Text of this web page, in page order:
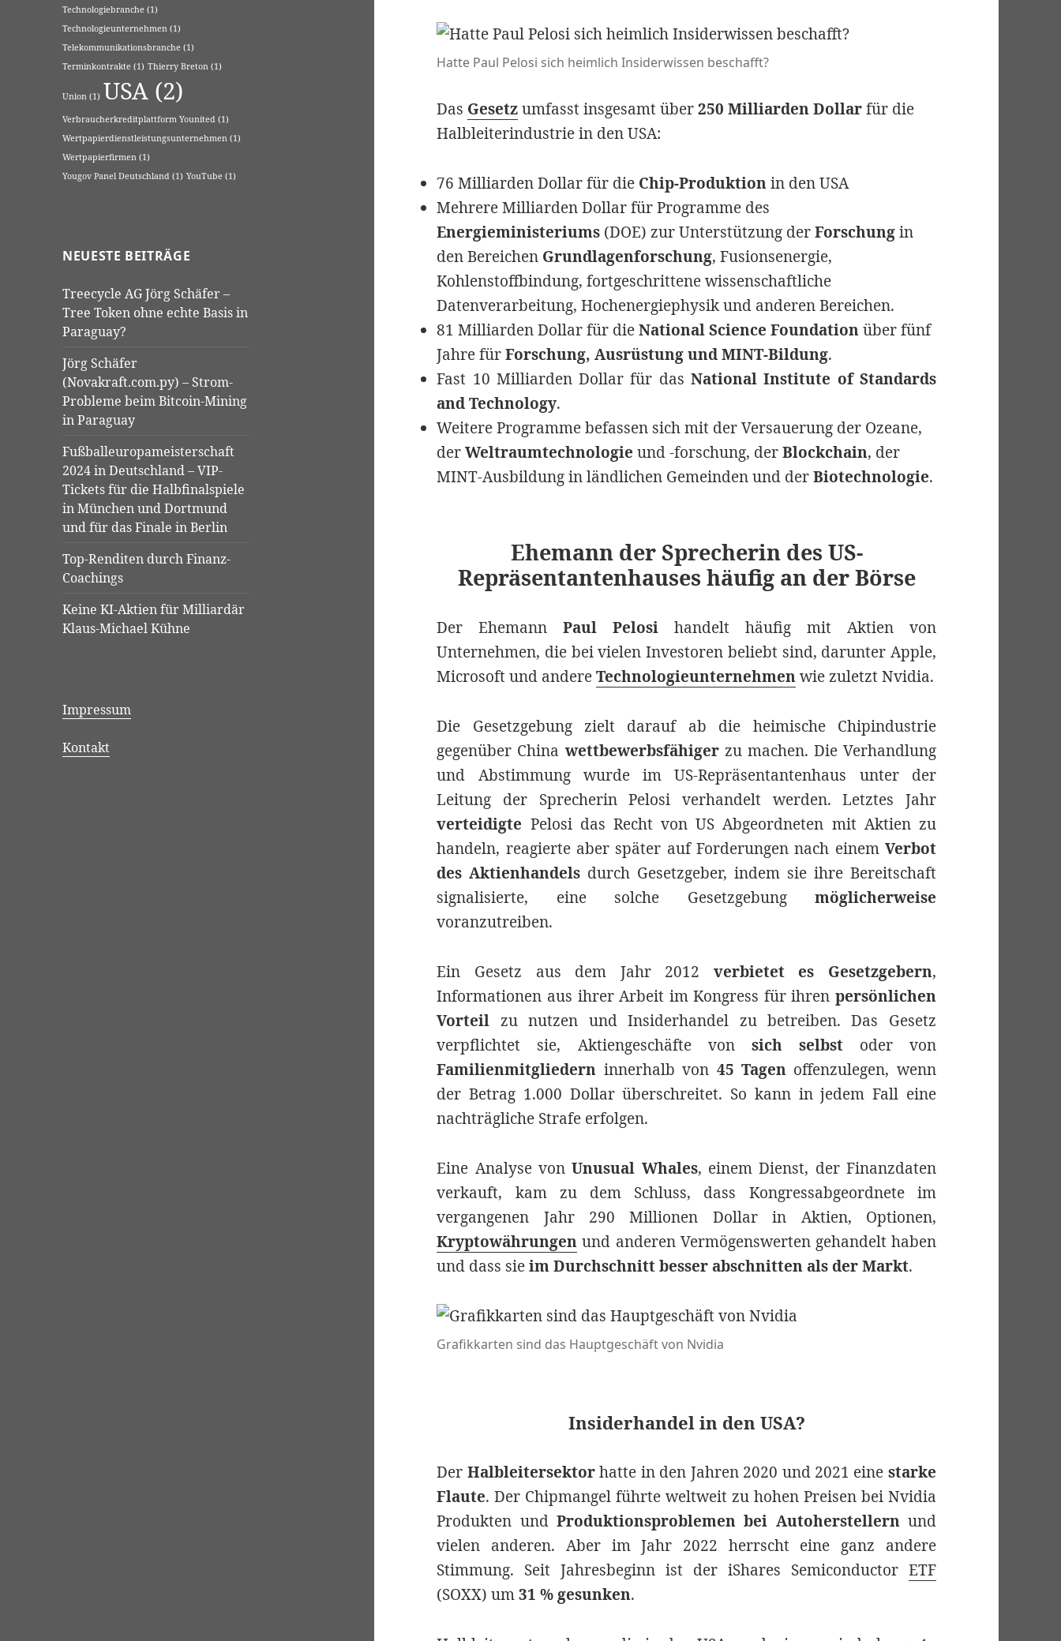
Technologiebranche (1)
Technologieunternehmen (1)
Telekommunikationsbranche (1)
Terminkontrakte (1) Thierry Breton (1)
Union (1) USA (2)
Verbraucherkreditplattform Younited (1)
Wertpapierdienstleistungsunternehmen (1)
Wertpapierfirmen (1)
Yougov Panel Deutschland (1) YouTube (1)
NEUESTE BEITRÄGE
Treecycle AG Jörg Schäfer –
Tree Token ohne echte Basis in
Paraguay?
Jörg Schäfer
(Novakraft.com.py) – Strom-
Probleme beim Bitcoin-Mining
in Paraguay
Fußballeuropameisterschaft
2024 in Deutschland – VIP-
Tickets für die Halbfinalspiele
in München und Dortmund
und für das Finale in Berlin
Top-Renditen durch Finanz-
Coachings
Keine KI-Aktien für Milliardär
Klaus-Michael Kühne
Impressum
Kontakt
Hatte Paul Pelosi sich heimlich Insiderwissen beschafft?
Das Gesetzumfasst insgesamt über250 Milliarden Dollarfür die
Halbleiterindustrie in den USA:
76 Milliarden Dollar für die Chip-Produktionin den USA
Mehrere Milliarden Dollar für Programme des
Energieministeriums (DOE) zur Unterstützung derForschungin
den Bereichen Grundlagenforschung, Fusionsenergie,
Kohlenstoffbindung, fortgeschrittene wissenschaftliche
Datenverarbeitung, Hochenergiephysik und anderen Bereichen.
81 Milliarden Dollar für dieNational Science Foundationüber fünf
Jahre fürForschung, Ausrüstung und MINT-Bildung.
Fast 10 Milliarden Dollar für dasNational Institute of Standards
and Technology.
Weitere Programme befassen sich mit der Versauerung der Ozeane,
derWeltraumtechnologie und -forschung, derBlockchain, der
MINT-Ausbildung in ländlichen Gemeinden und derBiotechnologie.
Ehemann der Sprecherin des US-
Repräsentantenhauses häufig an der Börse
Der EhemannPaul Pelosi handelt häufig mit Aktien von
Unternehmen, die bei vielen Investoren beliebt sind, darunter Apple,
Microsoft und andereTechnologieunternehmenwie zuletzt Nvidia.
Die Gesetzgebung zielt darauf ab die heimische Chipindustrie
gegenüber China wettbewerbsfähigerzu machen. Die Verhandlung
und Abstimmung wurde im US-Repräsentantenhaus unter der
Leitung der Sprecherin Pelosi verhandelt werden. Letztes Jahr
verteidigte Pelosi das Recht von US Abgeordneten mit Aktien zu
handeln, reagierte aber später auf Forderungen nach einem Verbot
des Aktienhandels durch Gesetzgeber, indem sie ihre Bereitschaft
signalisierte, eine solche Gesetzgebung möglicherweise
voranzutreiben.
Ein Gesetz aus dem Jahr 2012 verbietet es Gesetzgebern,
Informationen aus ihrer Arbeit im Kongress für ihren persönlichen
Vorteil zu nutzen und Insiderhandel zu betreiben. Das Gesetz
verpflichtet sie, Aktiengeschäfte von sich selbstoder von
Familienmitgliedern innerhalb von 45 Tagen offenzulegen, wenn
der Betrag 1.000 Dollar überschreitet. So kann in jedem Fall eine
nachträgliche Strafe erfolgen.
Eine Analyse vonUnusual Whales, einem Dienst, der Finanzdaten
verkauft, kam zu dem Schluss, dass Kongressabgeordnete im
vergangenen Jahr 290 Millionen Dollar in Aktien, Optionen,
Kryptowährungen und anderen Vermögenswerten gehandelt haben
und dass sieim Durchschnitt besser abschnitten als der Markt.
Grafikkarten sind das Hauptgeschäft von Nvidia
Insiderhandel in den USA?
Der Halbleitersektorhatte in den Jahren 2020 und 2021 eine starke
Flaute. Der Chipmangel führte weltweit zu hohen Preisen bei Nvidia
Produkten und Produktionsproblemen bei Autoherstellernund
vielen anderen. Aber im Jahr 2022 herrscht eine ganz andere
Stimmung. Seit Jahresbeginn ist der iShares Semiconductor ETF
(SOXX) um31 % gesunken.